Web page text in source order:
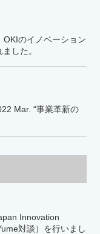
OKIのイノベーション
した。
Mar. “事業革新の
Innovation
対談）を行いまし